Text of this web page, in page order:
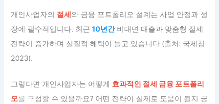
개인사업자의 절세와 금융 포트폴리오 설계는 사업 안정과 성
장에 필수적입니다. 최근10년간비대면 대출과 맞춤형 절세
전략이 증가하며 실질적 혜택이 늘고 있습니다 (출처: 국세청
2023).
그렇다면 개인사업자는 어떻게 효과적인 절세 금융 포트폴리
오를 구성할 수 있을까요? 어떤 전략이 실제로 도움이 될지 궁